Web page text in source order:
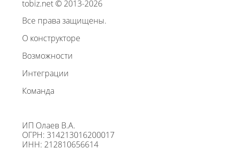
tobiz.net © 2013-2026
Все права защищены.
О конструкторе
Возможности
Интеграции
Команда
ИП Олаев В.А.
ОГРН: 314213016200017
ИНН: 212810656614